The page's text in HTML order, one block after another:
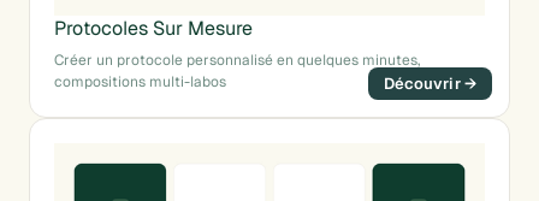
Protocoles Sur Mesure
Créer un protocole personnalisé en quelques minutes,
compositions multi-labos